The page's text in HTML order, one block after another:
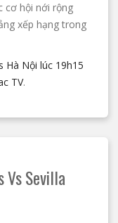
cơ hội nới rộng
xếp hạng trong
Hà Nội lúc 19h15
TV.
Vs Sevilla